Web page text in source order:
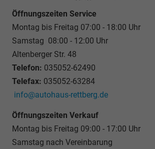
Öffnungszeiten Service
Montag bis Freitag 07:00 - 18:00 Uhr
Samstag 08:00 - 12:00 Uhr
Altenberger Str. 48
Telefon: 035052-62490
Telefax: 035052-63284
info@autohaus-rettberg.de
Öffnungszeiten Verkauf
Montag bis Freitag 09:00 - 17:00 Uhr
Samstag nach Vereinbarung